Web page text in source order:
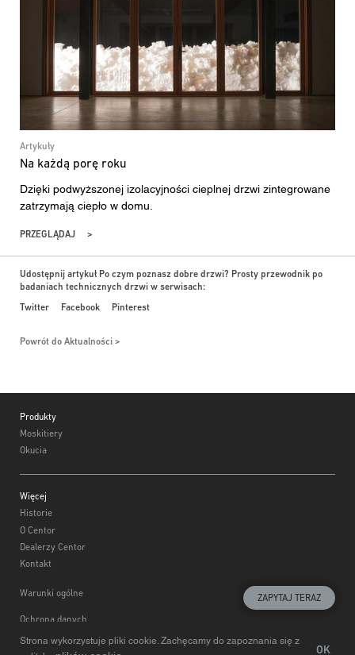
Strona wykorzystuje pliki cookie. Zachęcamy do zapoznania się z
OK
Artykuły
Na każdą porę roku
Dzięki podwyższonej izolacyjności cieplnej drzwi zintegrowane
zatrzymają ciepło w domu.
PRZEGLĄDAJ
Udostępnij artykuł Po czym poznasz dobre drzwi? Prosty przewodnik po
badaniach technicznych drzwi w serwisach:
Twitter
Facebook Pinterest
Powrót do Aktualności
Produkty
Moskitiery
Okucia
Więcej
Historie
O Centor
Dealerzy Centor
Kontakt
Warunki ogólne
Ochrona danych
Wybierz region © Centor 2020
ZAPYTAJ TERAZ